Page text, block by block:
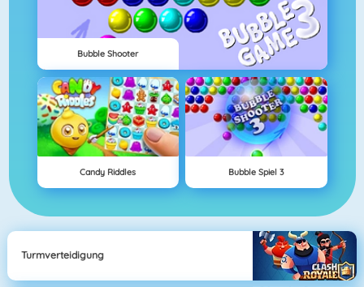
Bubble Shooter
Candy Riddles Bubble Spiel 3
Turmverteidigung